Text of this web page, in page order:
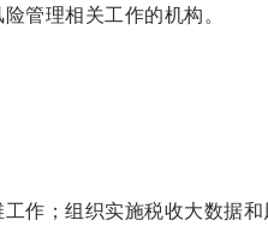
管理相关工作的机构。
作；组织实施税收大数据和